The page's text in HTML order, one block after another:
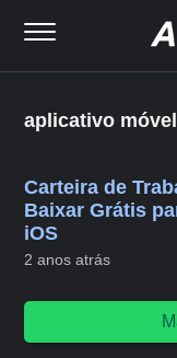
aplicativo
Carteira de
Baixar Grátis
iOS
2 anos atrás